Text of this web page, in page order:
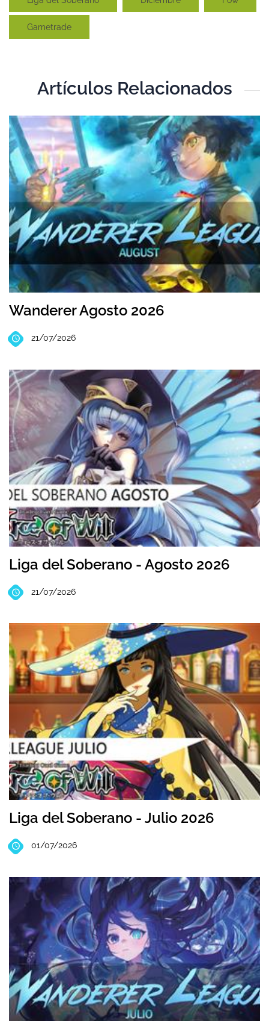
Gametrade
Artículos Relacionados
Wanderer Agosto 2026
21/07/2026
Liga del Soberano - Agosto 2026
21/07/2026
Liga del Soberano - Julio 2026
01/07/2026